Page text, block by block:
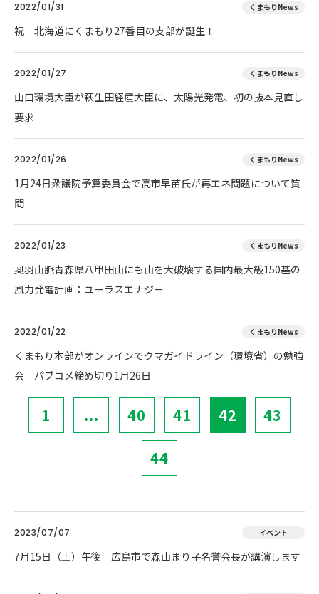
2022/01/31 くまもりNews
祝 北海道にくまもり27番目の支部が誕生！
2022/01/27 くまもりNews
山口環境大臣が萩生田経産大臣に、太陽光発電、初の抜本見直し
要求
2022/01/26 くまもりNews
1月24日衆議院予算委員会で高市早苗氏が再エネ問題について質
問
2022/01/23 くまもりNews
奥羽山脈青森県八甲田山にも山を大破壊する国内最大級150基の
風力発電計画：ユーラスエナジー
2022/01/22 くまもりNews
くまもり本部がオンラインでクマガイドライン（環境省）の勉強
会 パブコメ締め切り1月26日
1 ... 40 41 42 43
44
2023/07/07 イベント
7月15日（土）午後 広島市で森山まり子名誉会長が講演します